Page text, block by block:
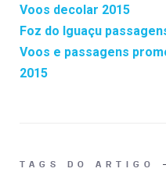
Voos decolar 2015
Foz do Iguaçu
Voos e passagens
2015
TAGS DO ARTIGO